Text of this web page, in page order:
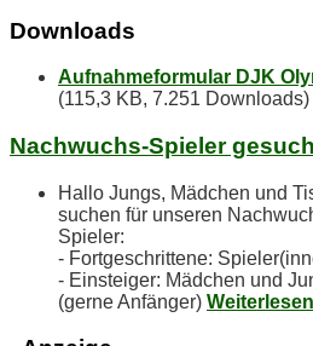
Down­loads
Aufnahmeformular DJK
(115,3 KB, 7.251 Downloads)
Nach­wuchs-Spie­ler
Hallo Jungs, Mädchen und
suchen für unseren
Spieler:
- Fortgeschrittene:
- Einsteiger: Mädchen und
(gerne Anfänger)